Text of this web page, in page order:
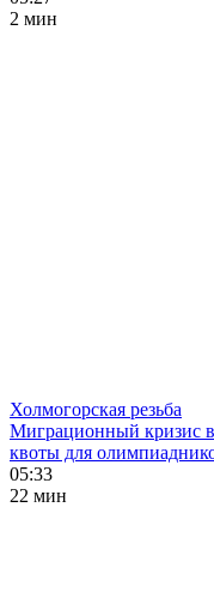
2 мин
Холмогорская резьба
Миграционный кризис в
квоты для
05:33
22 мин